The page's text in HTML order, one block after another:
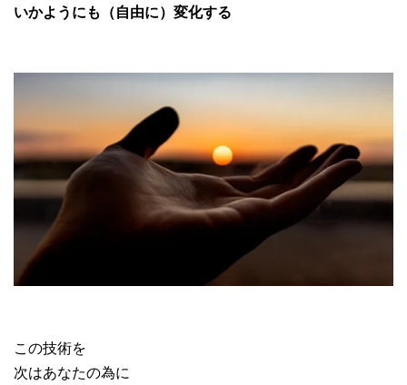
いかようにも（自由に）変化する
この技術を
次はあなたの為に